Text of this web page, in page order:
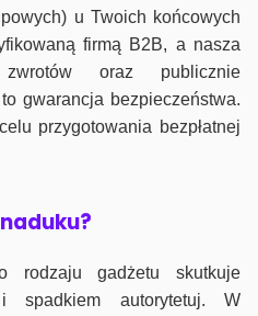
u Twoich końcowych
firmą B2B, a nasza
oraz publicznie
gwarancja bezpieczeństwa.
przygotowania bezpłatnej
rodzaju gadżetu skutkuje
spadkiem autorytetuj. W